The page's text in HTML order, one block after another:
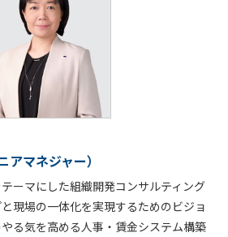
アマネジャー）
ーマにした組織開発コンサルティング
現場の一体化を実現するためのビジョ
る気を高める人事・賃金システム構築